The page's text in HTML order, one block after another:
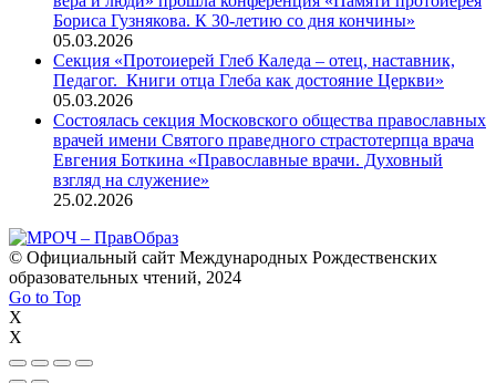
Бориса Гузнякова. К 30-летию со дня кончины»
05.03.2026
Секция «Протоиерей Глеб Каледа – отец, наставник,
Педагог. Книги отца Глеба как достояние Церкви»
05.03.2026
Состоялась секция Московского общества православных
врачей имени Святого праведного страстотерпца врача
Евгения Боткина «Православные врачи. Духовный
взгляд на служение»
25.02.2026
© Официальный сайт Международных Рождественских
образовательных чтений, 2024
Go to Top
X
X